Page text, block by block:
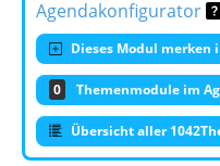
Agendakonfigurator
Dieses Modul merken
0 Themenmodule im
Übersicht aller